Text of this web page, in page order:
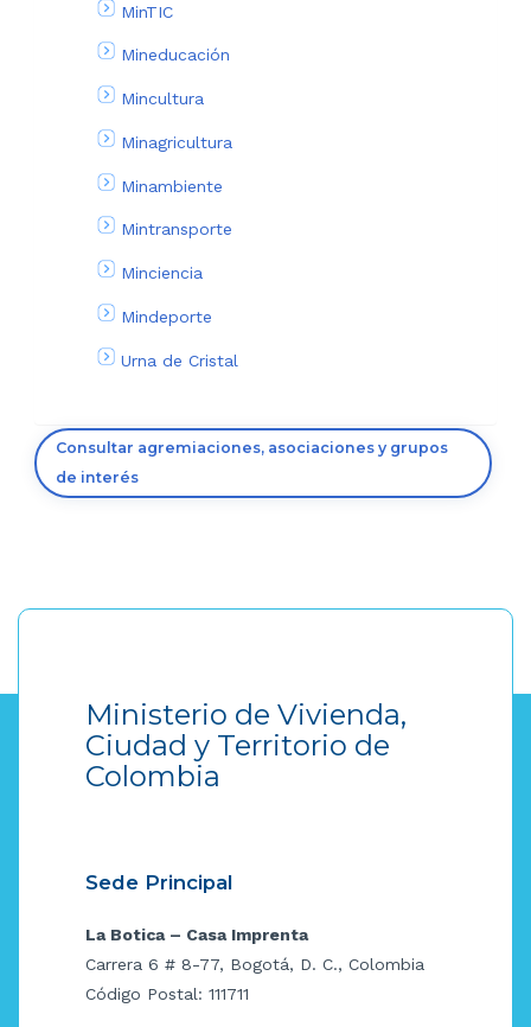
MinTIC
Mineducación
Mincultura
Minagricultura
Minambiente
Mintransporte
Minciencia
Mindeporte
Urna de Cristal
Consultar agremiaciones, asociaciones y grupos
de interés
Ministerio de Vivienda,
Ciudad y Territorio de
Colombia
Sede Principal
La Botica – Casa Imprenta
Carrera 6 # 8-77, Bogotá, D. C., Colombia
Código Postal: 111711